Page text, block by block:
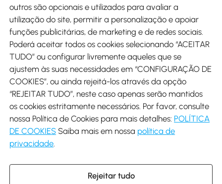
Envio
Descarregar Aosom App
Google Play
+34 931 294 512 (Seg-Sex das 7:30 às 16:30h)
outros são opcionais e utilizados para avaliar a
utilização do site, permitir a personalização e apoiar
funções publicitárias, de marketing e de redes sociais.
Poderá aceitar todos os cookies selecionando “ACEITAR
TUDO” ou configurar livremente aqueles que se
ajustem às suas necessidades em “CONFIGURAÇÃO DE
COOKIES”, ou ainda rejeitá-los através da opção
“REJEITAR TUDO”, neste caso apenas serão mantidos
os cookies estritamente necessários. Por favor, consulte
nossa Política de Cookies para mais detalhes: POLÍTICA
DE COOKIES Saiba mais em nossa política de
privacidade
Rejeitar tudo